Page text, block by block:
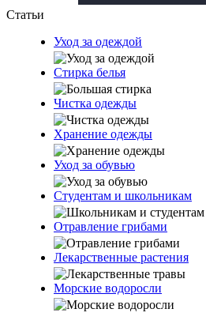
Статьи
Уход за одеждой
Стирка белья
Чистка одежды
Хранение одежды
Уход за обувью
Студентам и школьникам
Отравление грибами
Лекарственные растения
Морские водоросли